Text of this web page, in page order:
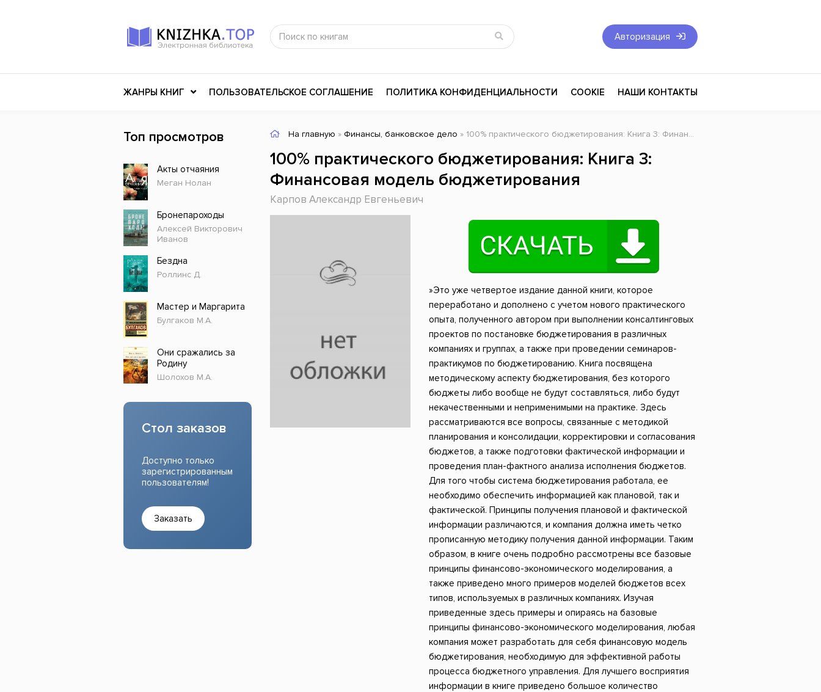
Авторизация
ЖАНРЫ КНИГ
Российское искусство
Детективы
Детские книги
История
Разное
Прочие издания
Медицина и здоровье
Мемуары и Биография
Сказки
Приключения
История России
Внутренняя политика
Юриспруденция
ПОЛЬЗОВАТЕЛЬСКОЕ СОГЛАШЕНИЕ ПОЛИТИКА КОНФИДЕНЦИАЛЬНОСТИ COOKIE НАШИ КОНТАКТЫ
На главную » Финансы, банковское дело » 100% практического бюджетирования: Книга 3: Финансовая модель бюджетирования
100% практического бюджетирования: Книга 3:
Финансовая модель бюджетирования
Карпов Александр Евгеньевич
»Это уже четвертое издание данной книги, которое
переработано и дополнено с учетом нового практического
опыта, полученного автором при выполнении консалтинговых
проектов по постановке бюджетирования в различных
компаниях и группах, а также при проведении семинаров-
практикумов по бюджетированию. Книга посвящена
методическому аспекту бюджетирования, без которого
бюджеты либо вообще не будут составляться, либо будут
некачественными и неприменимыми на практике. Здесь
рассматриваются все вопросы, связанные с методикой
планирования и консолидации, корректировки и согласования
бюджетов, а также подготовки фактической информации и
проведения план-фактного анализа исполнения бюджетов.
Для того чтобы система бюджетирования работала, ее
необходимо обеспечить информацией как плановой, так и
фактической. Принципы получения плановой и фактической
информации различаются, и компания должна иметь четко
прописанную методику получения данной информации. Таким
образом, в книге очень подробно рассмотрены все базовые
принципы финансово-экономического моделирования, а
также приведено много примеров моделей бюджетов всех
типов, используемых в различных компаниях. Изучая
приведенные здесь примеры и опираясь на базовые
принципы финансово-экономического моделирования, любая
компания может разработать для себя финансовую модель
бюджетирования, необходимую для эффективной работы
процесса бюджетного управления. Для лучшего восприятия
информации в книге приведено большое количество
Топ просмотров
Акты отчаяния
Меган Нолан
Бронепароходы
Алексей Викторович
Иванов
Бездна
Роллинс Д.
Мастер и Маргарита
Булгаков М.А.
Они сражались за
Родину
Шолохов М.А.
Стол заказов
Доступно только
зарегистрированным
пользователям!
Заказать